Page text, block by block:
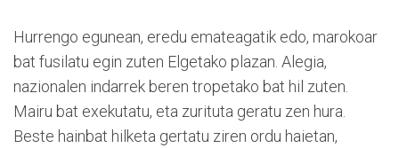
Hurrengo egunean, eredu emateagatik edo, marokoar
bat fusilatu egin zuten Elgetako plazan. Alegia,
nazionalen indarrek beren tropetako bat hil zuten.
Mairu bat exekutatu, eta zurituta geratu zen hura.
Beste hainbat hilketa gertatu ziren ordu haietan,